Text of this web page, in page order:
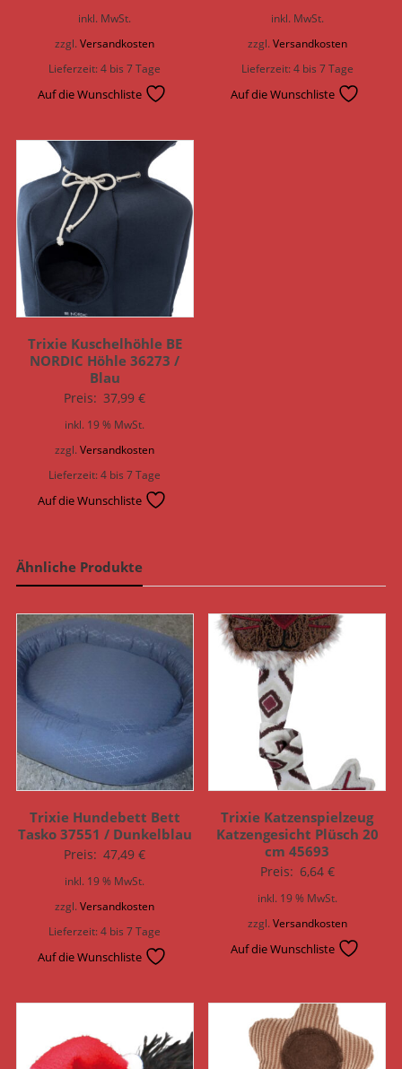
inkl. MwSt.
zzgl.Versandkosten
Lieferzeit:4 bis 7 Tage
Auf die Wunschliste
inkl. MwSt.
zzgl.Versandkosten
Lieferzeit:4 bis 7 Tage
Auf die Wunschliste
Trixie Kuschelhöhle BE
NORDIC Höhle 36273 /
Blau
Preis: 37,99€
inkl. 19 % MwSt.
zzgl.Versandkosten
Lieferzeit:4 bis 7 Tage
Auf die Wunschliste
Ähnliche Produkte
Trixie Hundebett Bett
Tasko 37551 / Dunkelblau
Preis: 47,49€
inkl. 19 % MwSt.
zzgl.Versandkosten
Lieferzeit:4 bis 7 Tage
Auf die Wunschliste
Trixie Katzenspielzeug
Katzengesicht Plüsch 20
cm 45693
Preis: 6,64 €
inkl. 19 % MwSt.
zzgl. Versandkosten
Auf die Wunschliste